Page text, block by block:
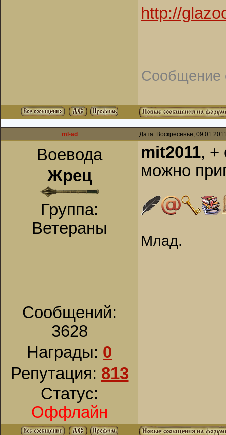
http://
Сообщение
ml-ad Дата: Воскресенье,
Воевода
Жрец
Группа:
Ветераны
Сообщений:
3628
Награды: 0
Репутация: 813
Статус:
Оффлайн
mit2011, +
можно
Млад.